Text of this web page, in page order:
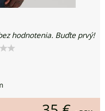
hodnotenia. Buďte prvý!